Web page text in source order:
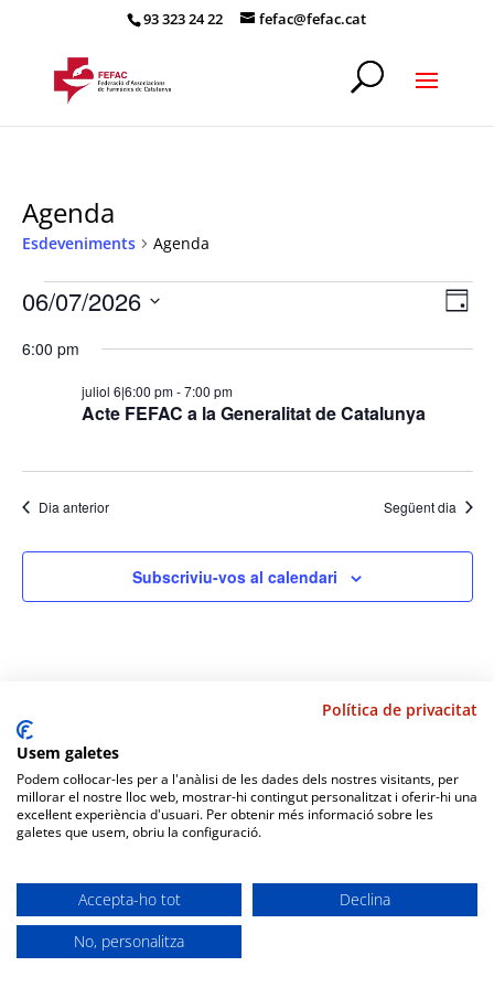
93 323 24 22 fefac@fefac.cat
Agenda
Esdeveniments Agenda
Esdeveniments
del
6
juliol,
2026
de
Dia
06/07/2026
una
6:00 pm
Acte FEFAC a la Generalitat de Catalunya
juliol 6|6:00 pm-7:00 pm
Dia anterior Següent dia
Subscriviu-vos al calendari
Política de privacitat
Usem galetes
Podem col·locar-les per a l'anàlisi de les dades dels nostres visitants, per
millorar el nostre lloc web, mostrar-hi contingut personalitzat i oferir-hi una
excel·lent experiència d'usuari. Per obtenir més informació sobre les
galetes que usem, obriu la configuració.
Accepta-ho tot
Declina
No, personalitza